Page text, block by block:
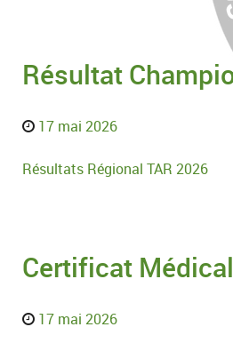
Résultat
17 mai 2026
Résultats Régional TAR 2026
Certificat
17 mai 2026